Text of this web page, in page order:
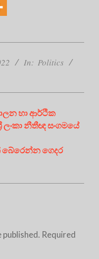
In: Politics
හා ආර්ථික
ලංකා නීතීඥ සංගමයේ
ගෙදර
published. Required